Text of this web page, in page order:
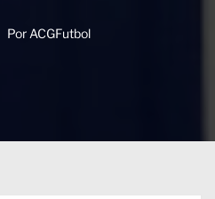
Por ACGFutbol